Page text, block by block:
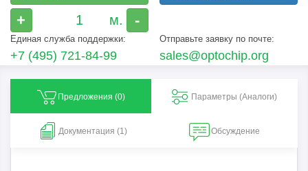
+ -
Единая служба поддержки:
+7 (495) 721-84-99
Отправьте заявку по почте:
sales@optochip.org
Предложения (0) Параметры (Aналоги)
Документация (1) Обсуждение